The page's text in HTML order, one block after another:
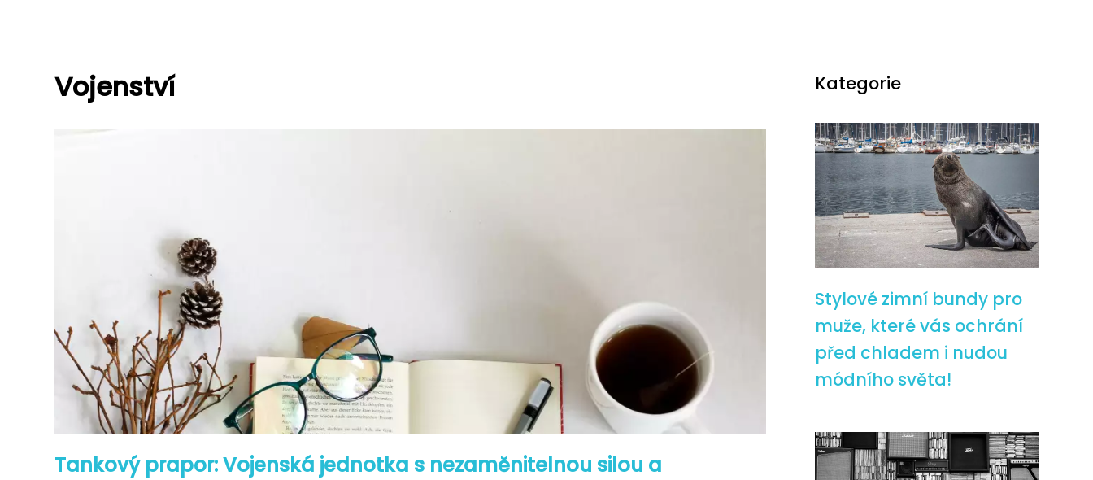
Vojenství
Tankový prapor: Vojenská jednotka s nezaměnitelnou silou a
Kategorie
Stylové zimní bundy pro
muže, které vás ochrání
před chladem i nudou
módního světa!